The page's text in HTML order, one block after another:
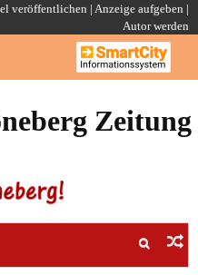
veröffentlichen | Anzeige aufgeben |
Autor werden
Zeitung